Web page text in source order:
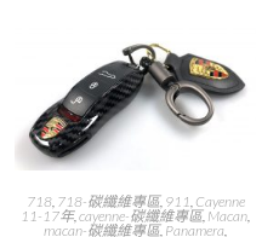
718, 718-碳纖維專區, 911, Cayenne
11-17年,cayenne-碳纖維專區, Macan,
macan-碳纖維專區, Panamera,